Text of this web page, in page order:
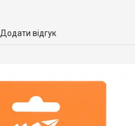
Додати відгук